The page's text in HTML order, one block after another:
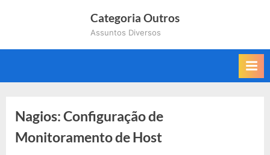
Categoria Outros
Assuntos Diversos
Nagios: Configuração de
Monitoramento de Host